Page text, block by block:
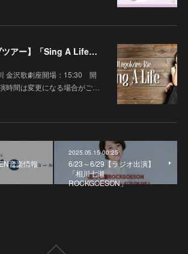
11/22【ソロライブツアー】「Sing A Life」石川 金沢歌劇座
金沢歌劇座開場：15:30 開
時間は変更になる場合がご…
音楽情報
2025.05.15 00:25
6/23～6/29【ラジオ出演】
「相川七瀬
ROCKGOESON」